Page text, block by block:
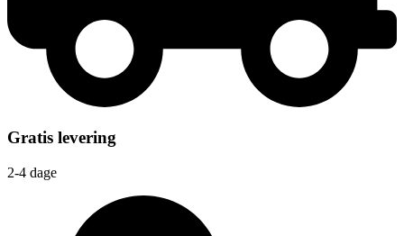
Gratis levering
2-4 dage